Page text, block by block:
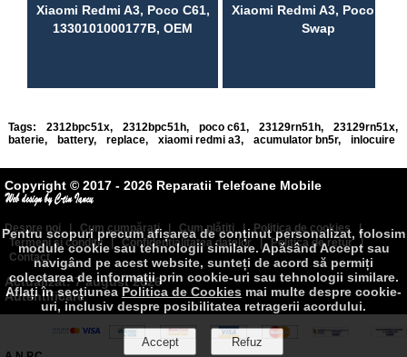
Xiaomi Redmi A3, Poco C61,
1330101000177B, OEM
Xiaomi Redmi A3, Poco C61,
Swap
Tags: 2312bpc51x, 2312bpc51h, poco c61, 23129rn51h, 23129rn51x,
baterie, battery, replace, xiaomi redmi a3, acumulator bn5r, inlocuire
Copyright © 2017 - 2026 Reparatii Telefoane Mobile
Despre noi | Cum cumpăraţi | Cum plătiţi | Politica de cookies
|
Termeni şi condiţii
| Confidenţialitatea datelor | Politica de retur
|
Contact
Actualizat: 7 august 2026
Autentificare
Pentru scopuri precum afișarea de conținut personalizat, folosim
module cookie sau tehnologii similare. Apăsând Accept sau
navigând pe acest website, sunteți de acord să permiți
colectarea de informații prin cookie-uri sau tehnologii similare.
Aflați în secțiunea Politica de Cookies mai multe despre cookie-
uri, inclusiv despre posibilitatea retragerii acordului.